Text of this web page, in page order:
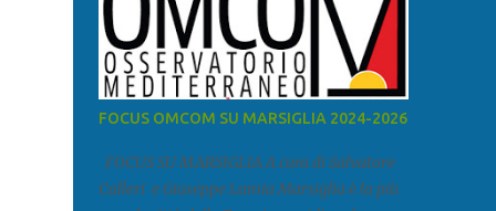
FOCUS OMCOM SU MARSIGLIA 2024-2026
FOCUS SU MARSIGLIA A cura di Salvatore
Calleri e Giuseppe Lumia Marsiglia è la più